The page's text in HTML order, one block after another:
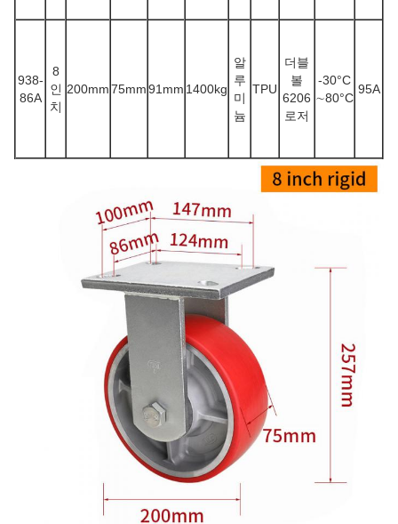
938-
86A
8
인
치
200mm75mm91mm 1400kg
알
루
미
늄
TPU
더블
볼
6206
로저
-30°C
∼80°C
95A